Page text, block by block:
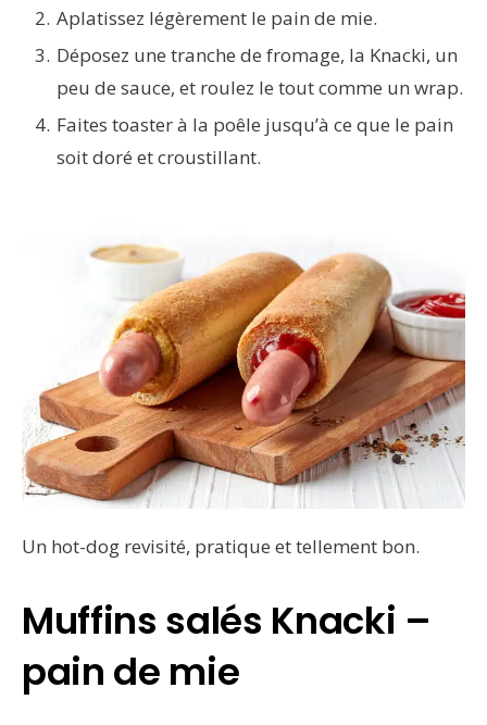
Aplatissez légèrement le pain de mie.
Déposez une tranche de fromage, la Knacki, un
peu de sauce, et roulez le tout comme un wrap.
Faites toaster à la poêle jusqu’à ce que le pain
soit doré et croustillant.
Un hot-dog revisité, pratique et tellement bon.
Muffins salés Knacki –
pain de mie